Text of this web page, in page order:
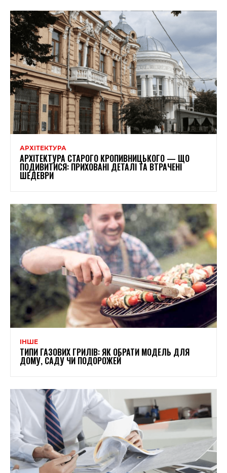
АРХІТЕКТУРА
АРХІТЕКТУРА СТАРОГО КРОПИВНИЦЬКОГО — ЩО
ПОДИВИТИСЯ: ПРИХОВАНІ ДЕТАЛІ ТА ВТРАЧЕНІ
ШЕДЕВРИ
ІНШЕ
ТИПИ ГАЗОВИХ ГРИЛІВ: ЯК ОБРАТИ МОДЕЛЬ ДЛЯ
ДОМУ, САДУ ЧИ ПОДОРОЖЕЙ